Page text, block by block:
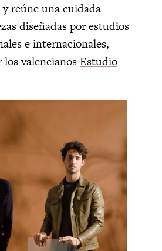
reúne una cuidada
diseñadas por estudios
e internacionales,
valencianosEstudio